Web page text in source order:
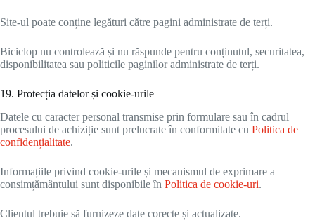
Site-ul poate conține legături către pagini administrate de terți.
Biciclop nu controlează și nu răspunde pentru conținutul, securitatea,
disponibilitatea sau politicile paginilor administrate de terți.
19. Protecția datelor și cookie-urile
Datele cu caracter personal transmise prin formulare sau în cadrul
procesului de achiziție sunt prelucrate în conformitate cu Politica de
confidențialitate.
Informațiile privind cookie-urile și mecanismul de exprimare a
consimțământului sunt disponibile în Politica de cookie-uri.
Clientul trebuie să furnizeze date corecte și actualizate.